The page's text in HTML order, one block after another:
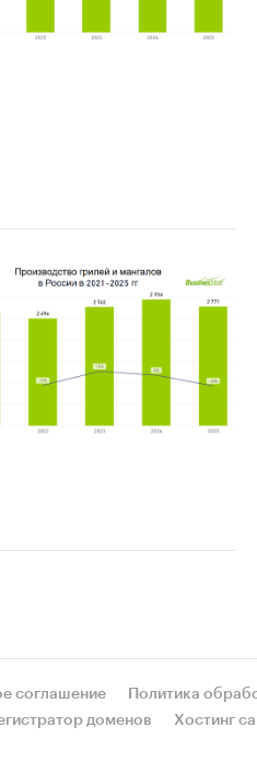
соглашение
Политика
доменов Хостинг